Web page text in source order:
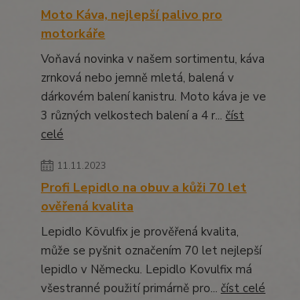
Moto Káva, nejlepší palivo pro
motorkáře
Voňavá novinka v našem sortimentu, káva
zrnková nebo jemně mletá, balená v
dárkovém balení kanistru. Moto káva je ve
3 různých velkostech balení a 4 r... číst
celé
11.11.2023
Profi Lepidlo na obuv a kůži 70 let
ověřená kvalita
Lepidlo Kövulfix je prověřená kvalita,
může se pyšnit označením 70 let nejlepší
lepidlo v Německu. Lepidlo Kovulfix má
všestranné použití primárně pro... číst celé